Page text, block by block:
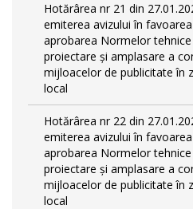
Hotărârea nr 21 din
emiterea avizului în
aprobarea Normelor
proiectare şi amplasare a
mijloacelor de publicitate în
local
Hotărârea nr 22 din
emiterea avizului în
aprobarea Normelor
proiectare şi amplasare a
mijloacelor de publicitate în
local